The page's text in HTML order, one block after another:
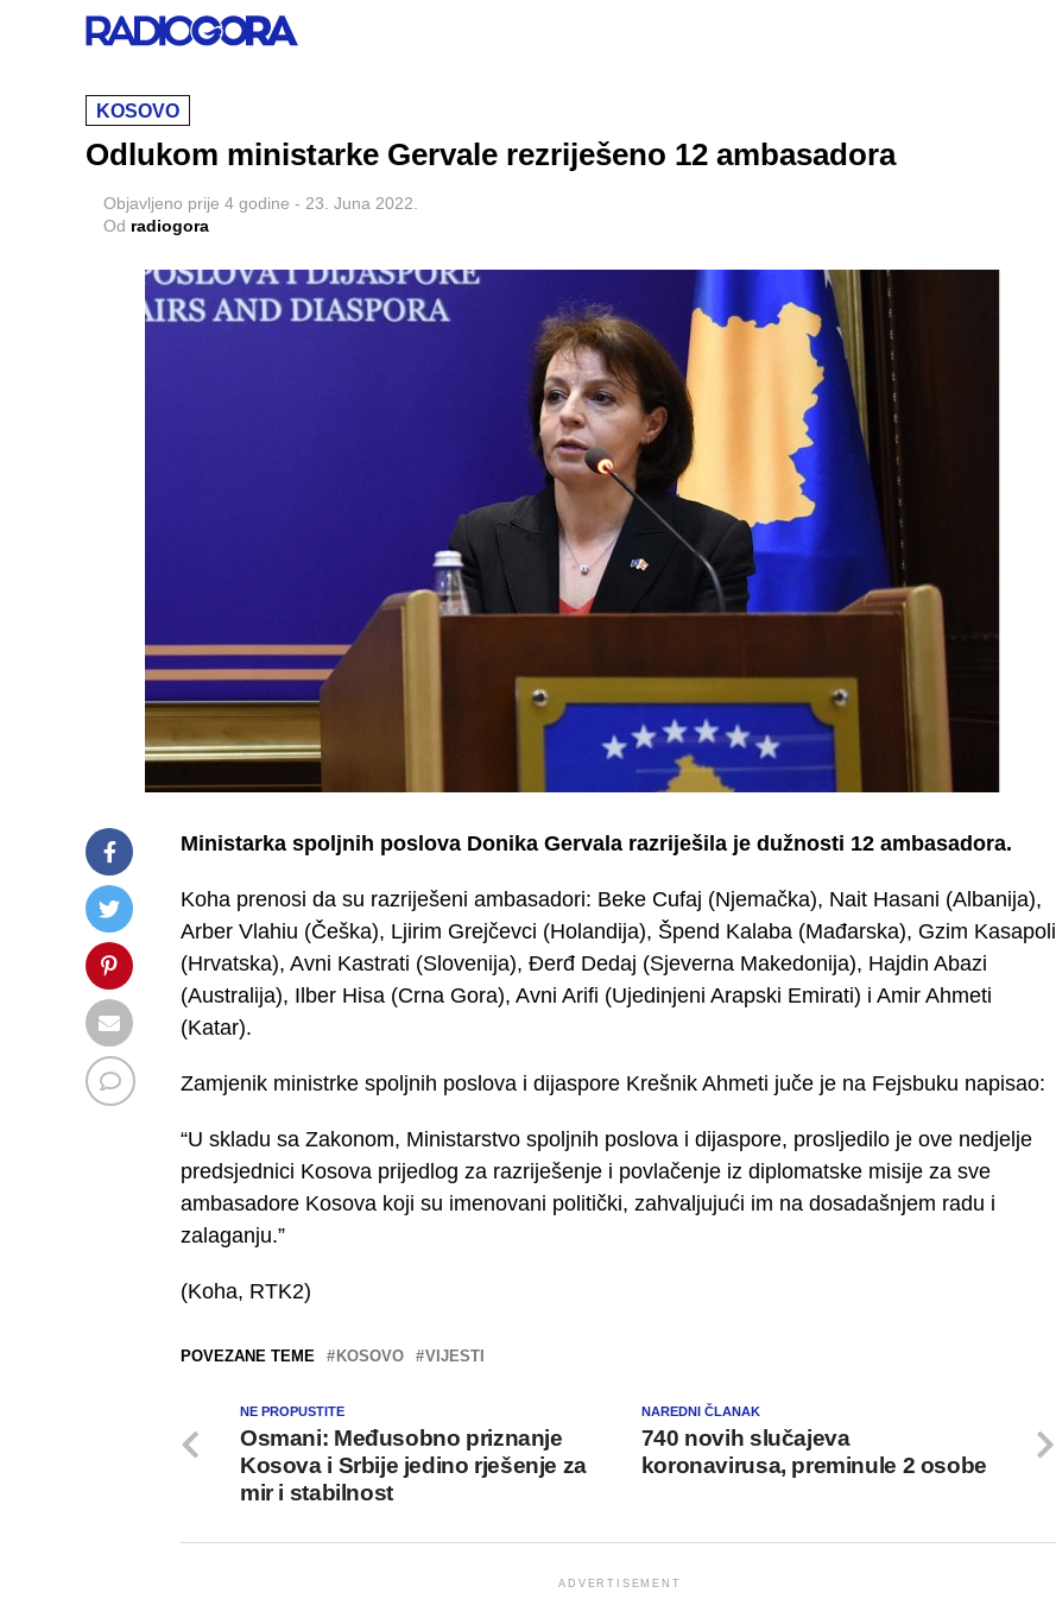
KOSOVO
Odlukom ministarke Gervale rezriješeno 12 ambasadora
Objavljeno prije 4 godine - 23. Juna 2022.
Od radiogora
Ministarka spoljnih poslova Donika Gervala razriješila je dužnosti 12 ambasadora.
Koha prenosi da su razriješeni ambasadori: Beke Cufaj (Njemačka), Nait Hasani (Albanija),
Arber Vlahiu (Češka), Ljirim Grejčevci (Holandija), Špend Kalaba (Mađarska), Gzim Kasapoli
(Hrvatska), Avni Kastrati (Slovenija), Đerđ Dedaj (Sjeverna Makedonija), Hajdin Abazi
(Australija), Ilber Hisa (Crna Gora), Avni Arifi (Ujedinjeni Arapski Emirati) i Amir Ahmeti
(Katar).
Zamjenik ministrke spoljnih poslova i dijaspore Krešnik Ahmeti juče je na Fejsbuku napisao:
“U skladu sa Zakonom, Ministarstvo spoljnih poslova i dijaspore, prosljedilo je ove nedjelje
predsjednici Kosova prijedlog za razriješenje i povlačenje iz diplomatske misije za sve
ambasadore Kosova koji su imenovani politički, zahvaljujući im na dosadašnjem radu i
zalaganju.”
(Koha, RTK2)
POVEZANE TEME KOSOVO VIJESTI
NAREDNI ČLANAK
740 novih slučajeva
koronavirusa, preminule 2 osobe
NE PROPUSTITE
Osmani: Međusobno priznanje
Kosova i Srbije jedino rješenje za
mir i stabilnost
ADVERTISEMENT